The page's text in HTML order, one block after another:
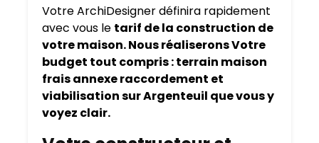
Votre ArchiDesigner définira rapidement
avec vous le tarif de la construction de
votre maison. Nous réaliserons Votre
budget tout compris : terrain maison
frais annexe raccordement et
viabilisation sur Argenteuil que vous y
voyez clair.